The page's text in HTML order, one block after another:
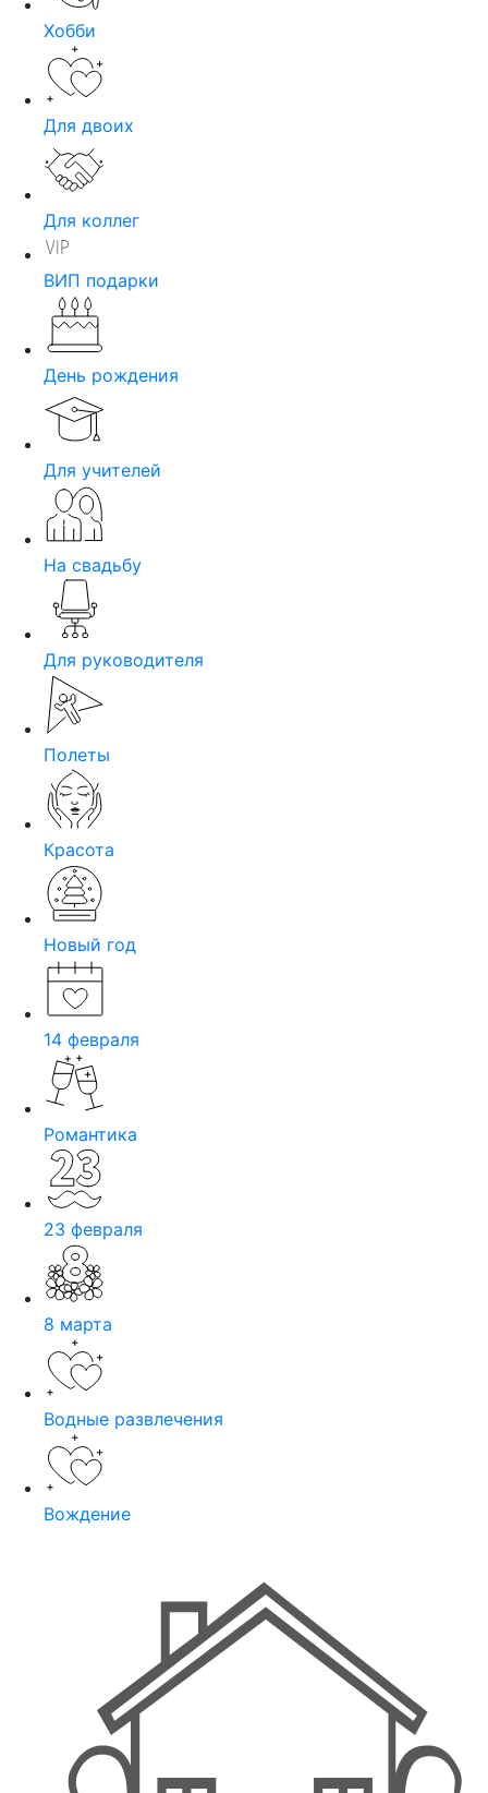
Хобби
Для двоих
Для коллег
ВИП подарки
День рождения
Для учителей
На свадьбу
Для руководителя
Полеты
Красота
Новый год
14 февраля
Романтика
23 февраля
8 марта
Водные развлечения
Вождение